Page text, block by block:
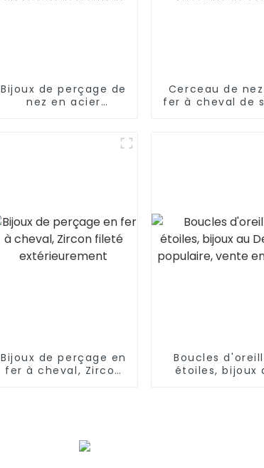
Bijoux de perçage de
nez en acier
Cerceau de
fer à cheval de
Bijoux de perçage en
fer à cheval, Zircon
Boucles
étoiles, bijoux